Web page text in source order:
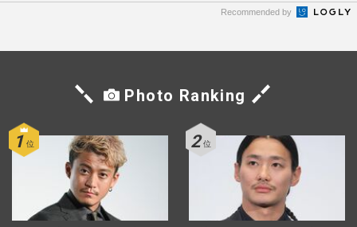
Recommended by
Photo Ranking